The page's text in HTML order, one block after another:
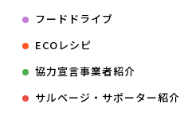
フードドライブ
ECOレシピ
協力宣言事業者紹介
サルベージ・サポーター紹介